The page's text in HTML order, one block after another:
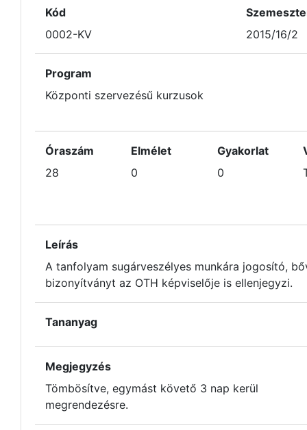
Kód
0002-KV
2015/16/2
Program
Központi szervezésű kurzusok
Óraszám
28
Elmélet
0
Gyakorlat
0
Leírás
A tanfolyam sugárveszélyes munkára jogosító,
bizonyítványt az OTH képviselője is ellenjegyzi.
Tananyag
Megjegyzés
Tömbösítve, egymást követő 3 nap kerül
megrendezésre.